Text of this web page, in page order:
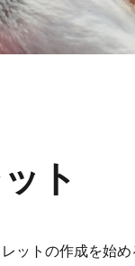
ト
ットの作成を始